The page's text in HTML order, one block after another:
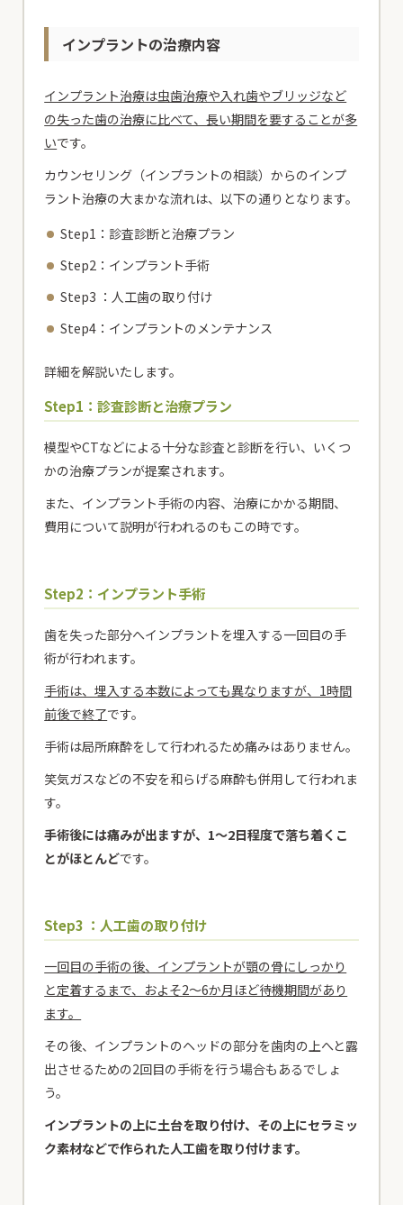
インプラントの治療内容
インプラント治療は虫歯治療や入れ歯やブリッジなど
の失った歯の治療に比べて、長い期間を要することが多
いです。
カウンセリング（インプラントの相談）からのインプ
ラント治療の大まかな流れは、以下の通りとなります。
Step1：診査診断と治療プラン
Step2：インプラント手術
Step3 ：人工歯の取り付け
Step4：インプラントのメンテナンス
詳細を解説いたします。
Step1：診査診断と治療プラン
模型やCTなどによる十分な診査と診断を行い、いくつ
かの治療プランが提案されます。
また、インプラント手術の内容、治療にかかる期間、
費用について説明が行われるのもこの時です。
Step2：インプラント手術
歯を失った部分へインプラントを埋入する一回目の手
術が行われます。
手術は、埋入する本数によっても異なりますが、1時間
前後で終了です。
手術は局所麻酔をして行われるため痛みはありません。
笑気ガスなどの不安を和らげる麻酔も併用して行われま
す。
手術後には痛みが出ますが、1～2日程度で落ち着くこ
とがほとんどです。
Step3 ：人工歯の取り付け
一回目の手術の後、インプラントが顎の骨にしっかり
と定着するまで、およそ2～6か月ほど待機期間があり
ます。
その後、インプラントのヘッドの部分を歯肉の上へと露
出させるための2回目の手術を行う場合もあるでしょ
う。
インプラントの上に土台を取り付け、その上にセラミッ
ク素材などで作られた人工歯を取り付けます。
患者様専用電話
24時間初診専用WEB予約
患者様専用電話